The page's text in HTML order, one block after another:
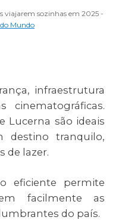
viajarem sozinhas em 2025 -
Mundo
infraestrutura
cinematográficas.
Lucerna são ideais
destino tranquilo,
de lazer.
eficiente permite
facilmente as
do país.